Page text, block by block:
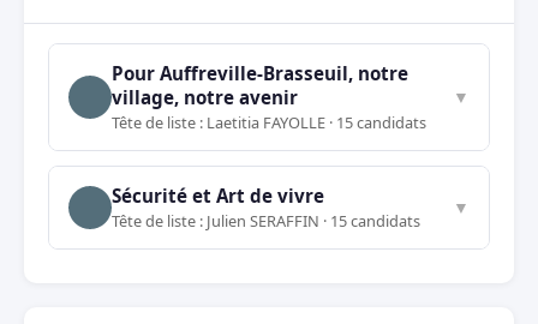
Pour Auffreville-Brasseuil, notre
village, notre avenir
Tête de liste : Laetitia FAYOLLE · 15 candidats
▼
Sécurité et Art de vivre
Tête de liste : Julien SERAFFIN · 15 candidats
▼